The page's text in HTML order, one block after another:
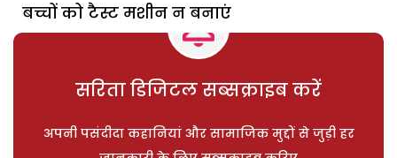
बच्चों को टैस्ट मशीन न बनाएं
सरिता डिजिटल सब्सक्राइब करें
अपनी पसंदीदा कहानियां और सामाजिक मुद्दों से जुड़ी हर